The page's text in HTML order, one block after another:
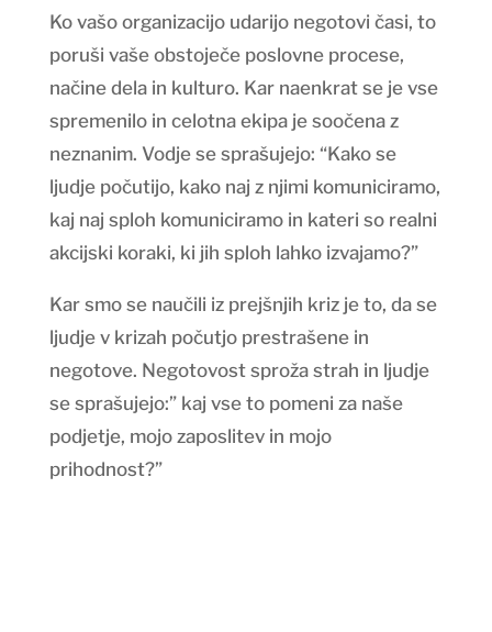
Ko vašo organizacijo udarijo negotovi časi, to
poruši vaše obstoječe poslovne procese,
načine dela in kulturo. Kar naenkrat se je vse
spremenilo in celotna ekipa je soočena z
neznanim. Vodje se sprašujejo: “Kako se
ljudje počutijo, kako naj z njimi komuniciramo,
kaj naj sploh komuniciramo in kateri so realni
akcijski koraki, ki jih sploh lahko izvajamo?”
Kar smo se naučili iz prejšnjih kriz je to, da se
ljudje v krizah počutjo prestrašene in
negotove. Negotovost sproža strah in ljudje
se sprašujejo:” kaj vse to pomeni za naše
podjetje, mojo zaposlitev in mojo
prihodnost?”